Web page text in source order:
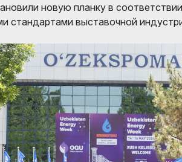
новую планку в
стандартами выставочной